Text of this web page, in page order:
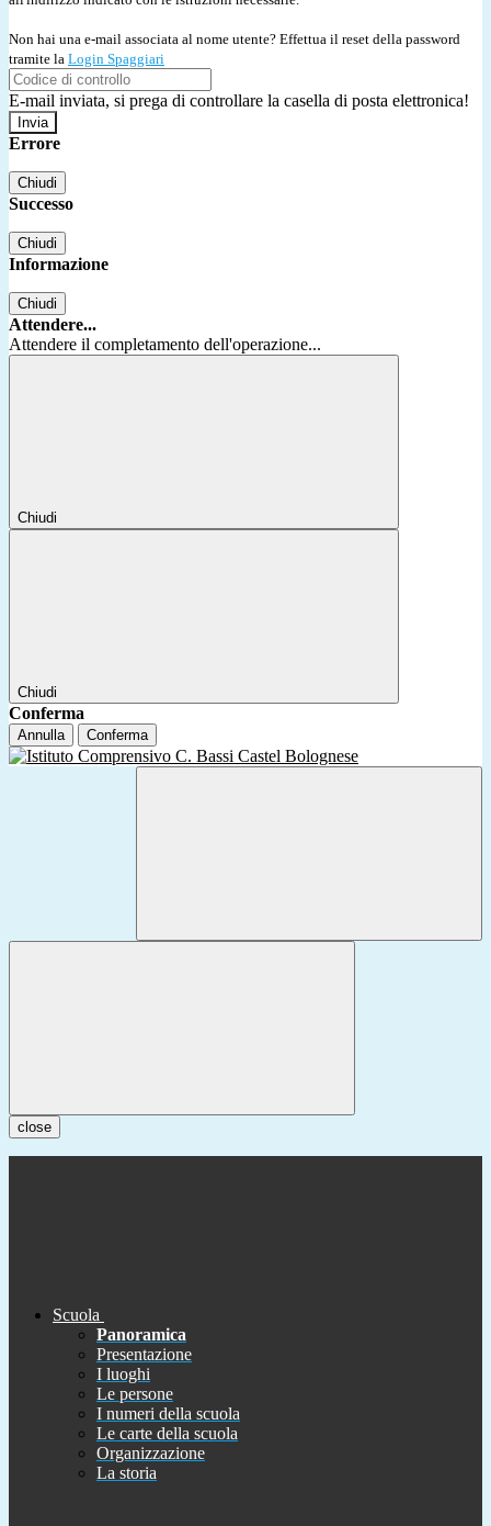
Non hai una e-mail associata al nome utente? Effettua il reset della password
tramite la Login Spaggiari
E-mail inviata, si prega di controllare la casella di posta elettronica!
Errore
Chiudi
Successo
Chiudi
Informazione
Chiudi
Attendere...
Attendere il completamento dell'operazione...
Chiudi
Chiudi
Conferma
Annulla Conferma
close
Scuola
Panoramica
Presentazione
I luoghi
Le persone
I numeri della scuola
Le carte della scuola
Organizzazione
La storia